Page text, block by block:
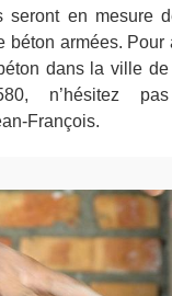
seront en mesure
béton armées. Pour
dans la ville
n’hésitez
François.